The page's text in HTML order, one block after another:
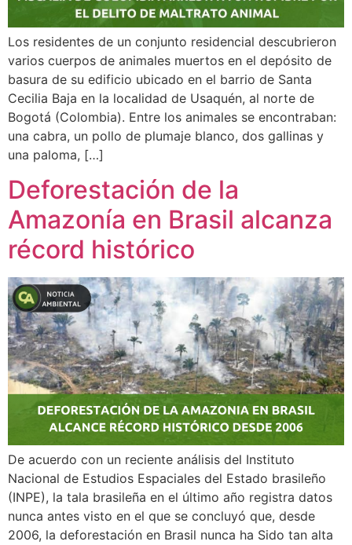
Los residentes de un conjunto residencial descubrieron
varios cuerpos de animales muertos en el depósito de
basura de su edificio ubicado en el barrio de Santa
Cecilia Baja en la localidad de Usaquén, al norte de
Bogotá (Colombia). Entre los animales se encontraban:
una cabra, un pollo de plumaje blanco, dos gallinas y
una paloma, […]
Deforestación de la
Amazonía en Brasil alcanza
récord histórico
De acuerdo con un reciente análisis del Instituto
Nacional de Estudios Espaciales del Estado brasileño
(INPE), la tala brasileña en el último año registra datos
nunca antes visto en el que se concluyó que, desde
2006, la deforestación en Brasil nunca ha Sido tan alta